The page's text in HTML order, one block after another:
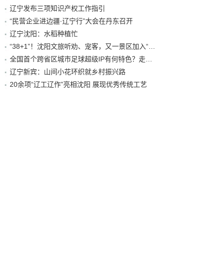
辽宁发布三项知识产权工作指引
“民营企业进边疆·辽宁行”大会在丹东召开
辽宁沈阳：水稻种植忙
辽宁新宾：山间小花环织就乡村振兴路
20余项“辽工辽作”亮相沈阳 展现优秀传统工艺